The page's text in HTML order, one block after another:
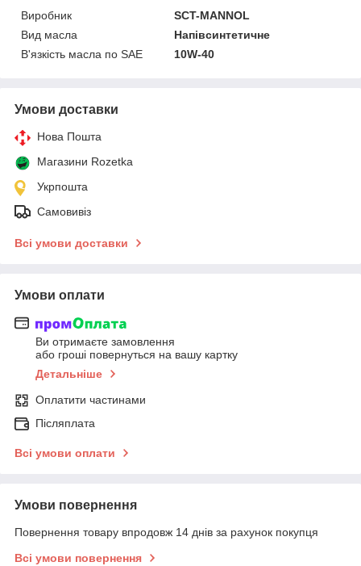
Виробник
SCT-MANNOL
Вид масла
Напівсинтетичне
В'язкість масла по SAE
10W-40
Умови доставки
Нова Пошта
Магазини Rozetka
Укрпошта
Самовивіз
Всі умови доставки
Умови оплати
Ви отримаєте замовлення
або гроші повернуться на вашу картку
Детальніше
Оплатити частинами
Післяплата
Всі умови оплати
Умови повернення
Повернення товару впродовж 14 днів за рахунок покупця
Всі умови повернення